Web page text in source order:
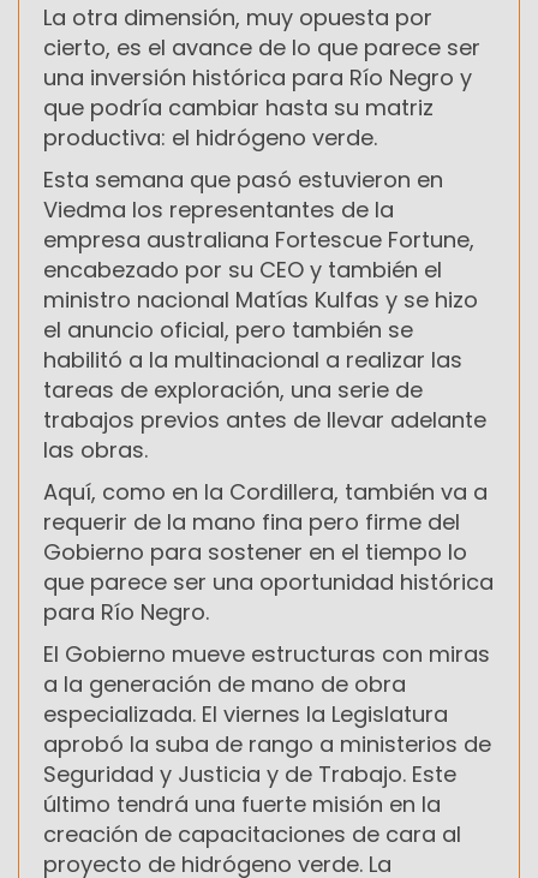
La otra dimensión, muy opuesta por
cierto, es el avance de lo que parece ser
una inversión histórica para Río Negro y
que podría cambiar hasta su matriz
productiva: el hidrógeno verde.
Esta semana que pasó estuvieron en
Viedma los representantes de la
empresa australiana Fortescue Fortune,
encabezado por su CEO y también el
ministro nacional Matías Kulfas y se hizo
el anuncio oficial, pero también se
habilitó a la multinacional a realizar las
tareas de exploración, una serie de
trabajos previos antes de llevar adelante
las obras.
Aquí, como en la Cordillera, también va a
requerir de la mano fina pero firme del
Gobierno para sostener en el tiempo lo
que parece ser una oportunidad histórica
para Río Negro.
El Gobierno mueve estructuras con miras
a la generación de mano de obra
especializada. El viernes la Legislatura
aprobó la suba de rango a ministerios de
Seguridad y Justicia y de Trabajo. Este
último tendrá una fuerte misión en la
creación de capacitaciones de cara al
proyecto de hidrógeno verde. La